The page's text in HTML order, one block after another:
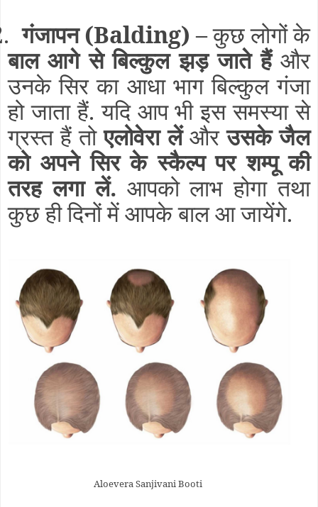
गंजापन(Balding)–कुछ लोगों के
बाल आगे से बिल्कुल झड़ जाते हैं और
उनके सिर का आधा भाग बिल्कुल गंजा
हो जाता हैं. यदि आप भी इस समस्या से
ग्रस्त हैं तोएलोवेरा लेंऔरउसके जैल
को अपने सिर के स्कैल्प पर शम्पू की
तरह लगा लें. आपको लाभ होगा तथा
कुछ ही दिनों में आपके बाल आ जायेंगे.
Aloevera Sanjivani Booti